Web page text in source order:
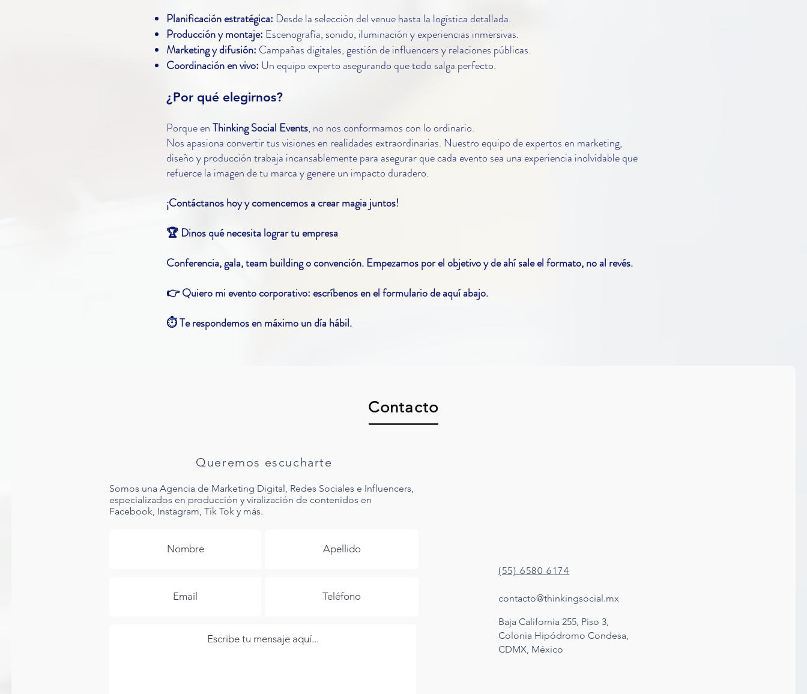
Planificación estratégica: Desde la selección del venue hasta la logística detallada.
Producción y montaje: Escenografía, sonido, iluminación y experiencias inmersivas.
Marketing y difusión: Campañas digitales, gestión de influencers y relaciones públicas.
Coordinación en vivo: Un equipo experto asegurando que todo salga perfecto.
¿Por qué elegirnos?
Porque enThinking Social Events, no nos conformamos con lo ordinario.
Nos apasiona convertir tus visiones en realidades extraordinarias. Nuestro equipo de expertos en marketing,
diseño y producción trabaja incansablemente para asegurar que cada evento sea una experiencia inolvidable que
refuerce la imagen de tu marca y genere un impacto duradero.
¡Contáctanos hoy y comencemos a crear magia juntos!
🏆 Dinos qué necesita lograr tu empresa
Conferencia, gala, team building o convención. Empezamos por el objetivo y de ahí sale el formato, no al revés.
👉 Quiero mi evento corporativo: escríbenos en el formulario de aquí abajo.
⏱️ Te respondemos en máximo un día hábil.
Contacto
Queremos escucharte
Somos una Agencia de Marketing Digital, Redes Sociales e Influencers,
especializados en producción y viralización de contenidos en
Facebook, Instagram, Tik Tok y más.
(55) 6580 6174
contacto@thinkingsocial.mx
Baja California 255, Piso 3,
Colonia Hipódromo Condesa,
CDMX, México